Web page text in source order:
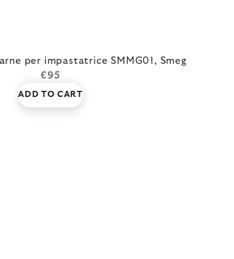
per impastatrice SMMG01, Smeg
€95
ADD TO CART